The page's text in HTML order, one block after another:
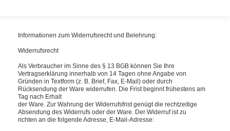
Informationen zum Widerrufsrecht und Belehrung:
Widerrufsrecht
Als Verbraucher im Sinne des § 13 BGB können Sie Ihre
Vertragserklärung innerhalb von 14 Tagen ohne Angabe von
Gründen in Textform (z. B. Brief, Fax, E-Mail) oder durch
Rücksendung der Ware widerrufen. Die Frist beginnt frühestens am
Tag nach Erhalt
der Ware. Zur Wahrung der Widerrufsfrist genügt die rechtzeitige
Absendung des Widerrufs oder der Ware. Der Widerruf ist zu
richten an die folgende Adresse, E-Mail-Adresse: